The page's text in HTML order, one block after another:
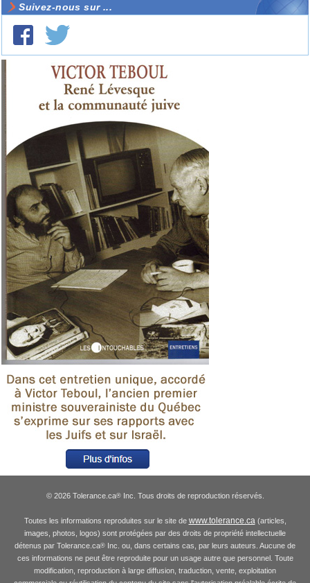
Suivez-nous sur ...
© 2026 Tolerance.ca®Inc. Tous droits de reproduction réservés.
Toutes les informations reproduites sur le site de www.tolerance.ca (articles,
images, photos, logos) sont protégées par des droits de propriété intellectuelle
détenus par Tolerance.ca® Inc. ou, dans certains cas, par leurs auteurs. Aucune de
ces informations ne peut être reproduite pour un usage autre que personnel. Toute
modification, reproduction à large diffusion, traduction, vente, exploitation